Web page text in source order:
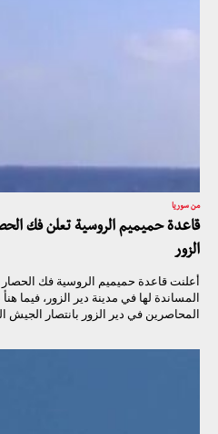
من سوريا
قاعدة حميميم الروسية تعلن فك
الزور
أعلنت قاعدة حميميم الروسية فك
المساندة لها في مدينة دير الزور، فيما
المحاصرين في دير الزور بانتصار الجيش